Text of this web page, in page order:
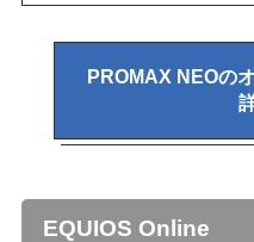
PROMAX NEOの
EQUIOS Online